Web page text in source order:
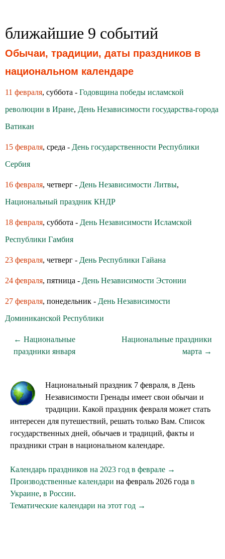
ближайшие 9 событий
Обычаи, традиции, даты праздников в
национальном календаре
11 февраля, суббота - Годовщина победы исламской
революции в Иране, День Независимости государства-города
Ватикан
15 февраля, среда - День государственности Республики
Сербия
16 февраля, четверг - День Независимости Литвы,
Национальный праздник КНДР
18 февраля, суббота - День Независимости Исламской
Республики Гамбия
23 февраля, четверг - День Республики Гайана
24 февраля, пятница - День Независимости Эстонии
27 февраля, понедельник - День Независимости
Доминиканской Республики
← Национальные
праздники января
Национальные праздники
марта →
Национальный праздник 7 февраля, в День
Независимости Гренады имеет свои обычаи и
традиции. Какой праздник февраля может стать
интересен для путешествий, решать только Вам. Список
государственных дней, обычаев и традиций, факты и
праздники стран в национальном календаре.
Календарь праздников на 2023 год в феврале →
Производственные календари на февраль 2026 года в
Украине, в России.
Тематические календари на этот год →